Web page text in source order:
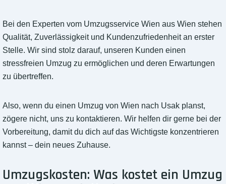
Bei den Experten vom Umzugsservice Wien aus Wien stehen
Qualität, Zuverlässigkeit und Kundenzufriedenheit an erster
Stelle. Wir sind stolz darauf, unseren Kunden einen
stressfreien Umzug zu ermöglichen und deren Erwartungen
zu übertreffen.
Also, wenn du einen Umzug von Wien nach Usak planst,
zögere nicht, uns zu kontaktieren. Wir helfen dir gerne bei der
Vorbereitung, damit du dich auf das Wichtigste konzentrieren
kannst – dein neues Zuhause.
Umzugskosten: Was kostet ein Umzug